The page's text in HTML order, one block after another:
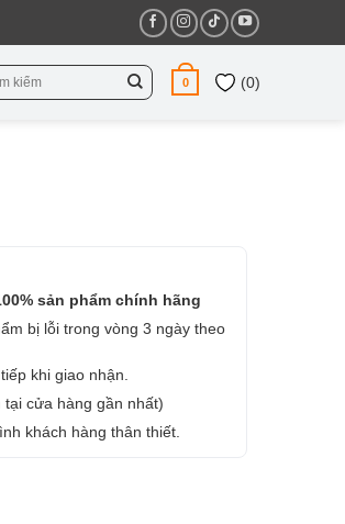
0 (0)
sản phẩm chính hãng
bị lỗi trong vòng 3 ngày theo
khi giao nhận.
cửa hàng gần nhất)
khách hàng thân thiết.